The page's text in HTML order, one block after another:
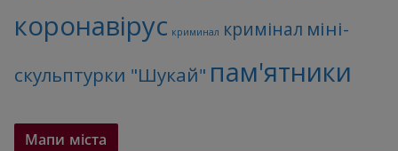
коронавірус криминал кримінал міні-
скульптурки "Шукай" пам'ятники
Мапи міста